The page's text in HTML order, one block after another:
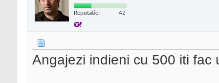
Reputatie: 42
Angajezi indieni cu 500 iti fac